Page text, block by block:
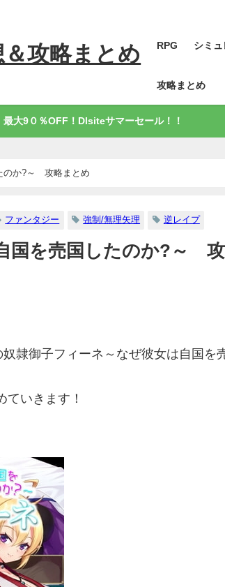
攻略まとめ
RPG シミ
攻略まとめ
最大9０％OFF！Dlsiteサマーセール！！
のか?～ 攻略まとめ
ファンタジー 強制/無理矢理 逆レイプ
国を売国したのか?～
隷御子フィーネ～なぜ彼女は自国を
いきます！